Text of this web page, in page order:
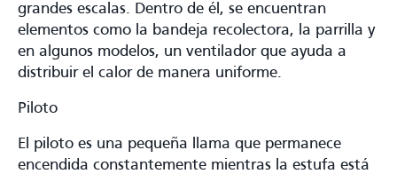
grandes escalas. Dentro de él, se encuentran
elementos como la bandeja recolectora, la parrilla y
en algunos modelos, un ventilador que ayuda a
distribuir el calor de manera uniforme.
Piloto
El piloto es una pequeña llama que permanece
encendida constantemente mientras la estufa está